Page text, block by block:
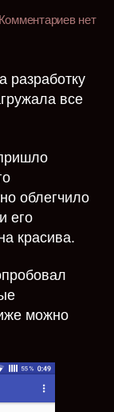
Комментариевк
в
нет
все
облегчило
его
красива.
можно